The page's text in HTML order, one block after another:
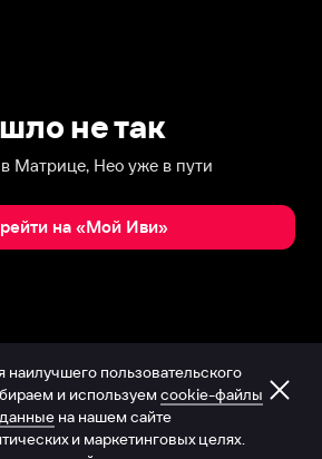
не так
Матрице, Нео уже в пути
на «Мой Иви»
наилучшего пользовательского
и используем cookie-файлы
на нашем сайте
и маркетинговых целях.